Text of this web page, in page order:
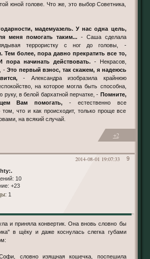
юной голове. Что же, это выбор Советника,
мадемуазель. У нас одна цель,
меня помогать таким... - Саша сделала
террористку с ног до головы, -
Тем более, пора давно прекратить все то,
пора начинать действовать.- Некрасов,
-Это первый взнос, так скажем, я надеюсь
- Александра изобразила крайнюю
на которое могла быть способна,
руку, в белой бархатной перчатке, - Помните,
Вам помогать, - естественно все
что и как происходит, только проще все
на всякий случай.
+2
9
2014-08-01 19:07:33
10
+23
: 1
в щёку и даже коснулась слегка губами
словно изящная кошечка, поспешила